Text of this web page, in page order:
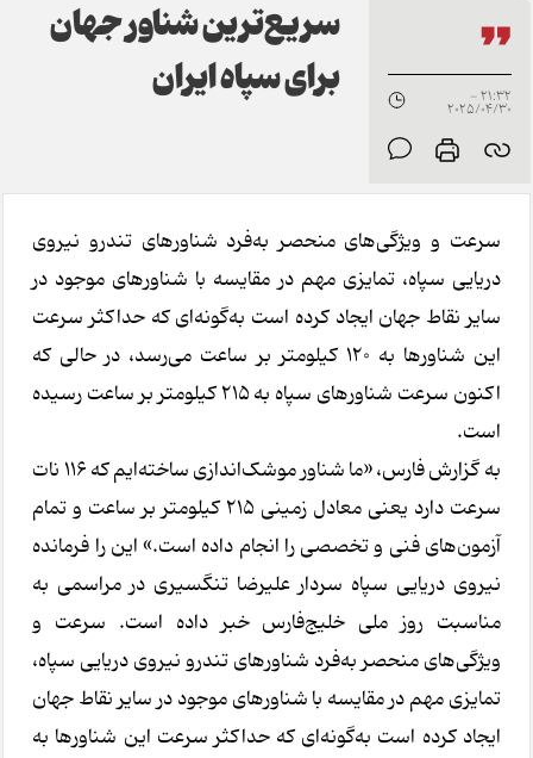
21:32 -
2025/04/30
سریع‌ترین شناور جهان
برای سپاه ایران
سرعت و ویژگی‌های منحصر به‌فرد شناورهای تندرو نیروی
دریایی سپاه، تمایزی مهم در مقایسه با شناورهای موجود در
سایر نقاط جهان ایجاد کرده است به‌گونه‌ای که حداکثر سرعت
این شناورها به ۱۲۰ کیلومتر بر ساعت می‌رسد، در حالی که
اکنون سرعت شناورهای سپاه به ۲۱۵ کیلومتر بر ساعت رسیده
است.
به گزارش فارس، «ما شناور موشک‌اندازی ساخته‌ایم که ۱۱۶ نات
سرعت دارد یعنی معادل زمینی ۲۱۵ کیلومتر بر ساعت و تمام
آزمون‌های فنی و تخصصی را انجام داده است.» این را فرمانده
نیروی دریایی سپاه سردار علیرضا تنگسیری در مراسمی به
مناسبت روز ملی خلیج‌فارس خبر داده است. سرعت و
ویژگی‌های منحصر به‌فرد شناورهای تندرو نیروی دریایی سپاه،
تمایزی مهم در مقایسه با شناورهای موجود در سایر نقاط جهان
ایجاد کرده است به‌گونه‌ای که حداکثر سرعت این شناورها به